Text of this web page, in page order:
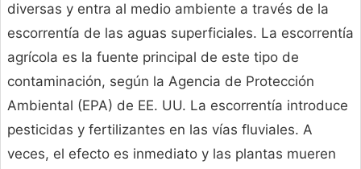
diversas y entra al medio ambiente a través de la
escorrentía de las aguas superficiales. La escorrentía
agrícola es la fuente principal de este tipo de
contaminación, según la Agencia de Protección
Ambiental (EPA) de EE. UU. La escorrentía introduce
pesticidas y fertilizantes en las vías fluviales. A
veces, el efecto es inmediato y las plantas mueren